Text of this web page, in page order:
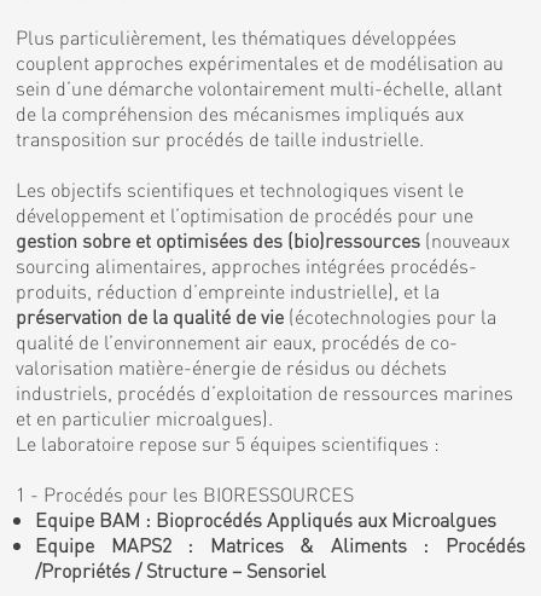
Plus particulièrement, les thématiques développées
couplent approches expérimentales et de modélisation au
sein d’une démarche volontairement multi-échelle, allant
de la compréhension des mécanismes impliqués aux
transposition sur procédés de taille industrielle.
Les objectifs scientifiques et technologiques visent le
développement et l’optimisation de procédés pour une
gestion sobre et optimisées des (bio)ressources (nouveaux
sourcing alimentaires, approches intégrées procédés-
produits, réduction d’empreinte industrielle), et la
préservation de la qualité de vie (écotechnologies pour la
qualité de l’environnement air eaux, procédés de co-
valorisation matière-énergie de résidus ou déchets
industriels, procédés d’exploitation de ressources marines
et en particulier microalgues).
Le laboratoire repose sur 5 équipes scientifiques :
1 - Procédés pour les BIORESSOURCES
Equipe BAM : Bioprocédés Appliqués aux Microalgues
Equipe MAPS2 : Matrices & Aliments : Procédés
/Propriétés / Structure – Sensoriel